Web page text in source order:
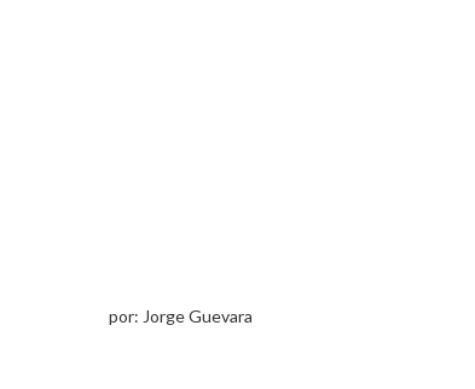
por: Jorge Guevara